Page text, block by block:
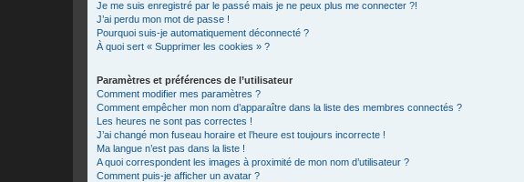
Je me suis enregistré par le passé mais je ne peux plus me connecter ?!
J’ai perdu mon mot de passe !
Pourquoi suis-je automatiquement déconnecté ?
À quoi sert « Supprimer les cookies » ?
Paramètres et préférences de l’utilisateur
Comment modifier mes paramètres ?
Comment empêcher mon nom d’apparaître dans la liste des membres connectés ?
Les heures ne sont pas correctes !
J’ai changé mon fuseau horaire et l’heure est toujours incorrecte !
Ma langue n’est pas dans la liste !
A quoi correspondent les images à proximité de mon nom d’utilisateur ?
Comment puis-je afficher un avatar ?